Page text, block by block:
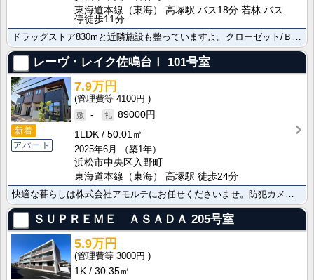
東海道本線（東海） 高塚駅 バス18分 若林 バス
停徒歩11分
ドラッグストア830mと近隣施設も整っていますよ。クローゼット/ＢＳ/シューズボックスで快適な生活は･･･
レーヴ・レイク佐鳴台Ⅰ 101号室
新着
アパート
7.9万円
4100円
-
89000円
1LDK
50.01㎡
2025年6月
（築1年）
浜松市中央区入野町
東海道本線（東海） 高塚駅 徒歩24分
快適な暮らしは株式会社アモルテにお任せくださいませ。防犯カメラを備えておりセキュリティ対策を重視した･･･
ＳＵＰＲＥＭＥ ＡＳＡＤＡ 205号室
5.9万円
3000円
1K
30.35㎡